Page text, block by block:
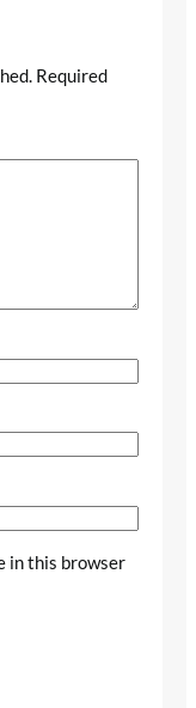
Required
in this browser